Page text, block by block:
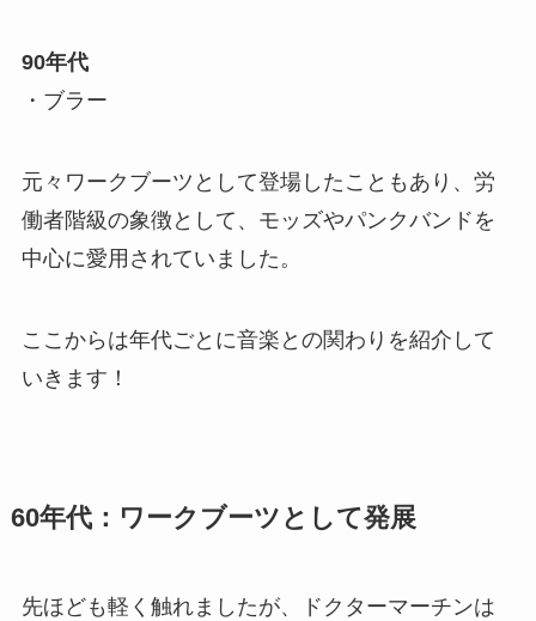
90年代
・ブラー
元々ワークブーツとして登場したこともあり、労
働者階級の象徴として、モッズやパンクバンドを
中心に愛用されていました。
ここからは年代ごとに音楽との関わりを紹介して
いきます！
60年代：ワークブーツとして発展
先ほども軽く触れましたが、ドクターマーチンは